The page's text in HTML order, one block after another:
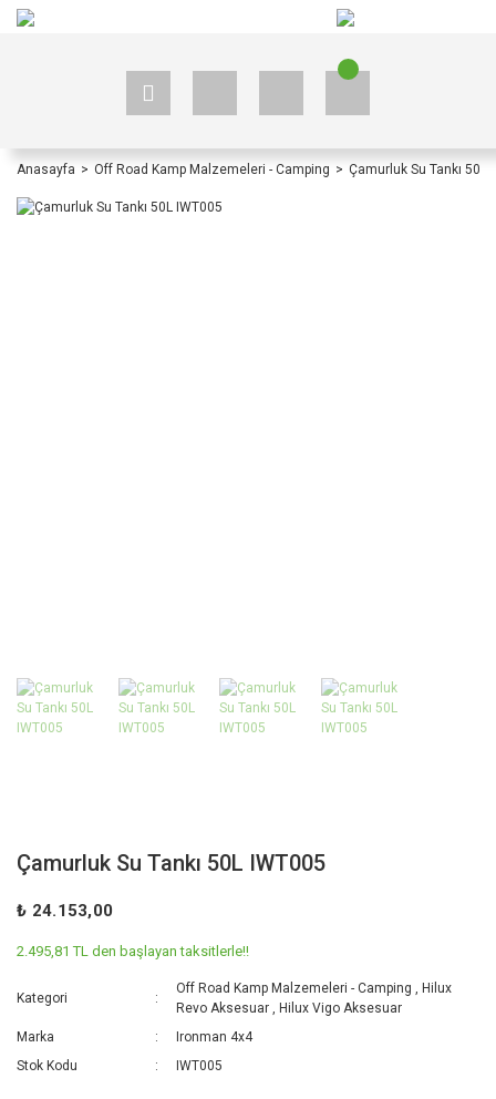
Anasayfa Off Road Kamp Malzemeleri - Camping Çamurluk Su Tankı 50L
Çamurluk Su Tankı 50L IWT005
₺ 24.153,00
2.495,81 TL den başlayan taksitlerle!!
Kategori
Off Road Kamp Malzemeleri - Camping ,Hilux
Revo Aksesuar
,Hilux Vigo Aksesuar
Marka
Ironman 4x4
Stok Kodu
IWT005